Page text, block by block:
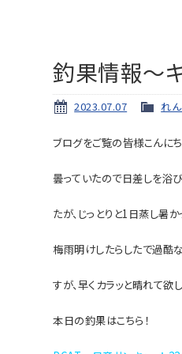
釣果情報～
2023.07.07 れ
ブログをご覧の皆様こんに
曇っていたので日差しを浴
たが、じっとりと1日蒸し暑か
梅雨明けしたらしたで過酷
すが、早くカラッと晴れて欲
本日の釣果はこちら！